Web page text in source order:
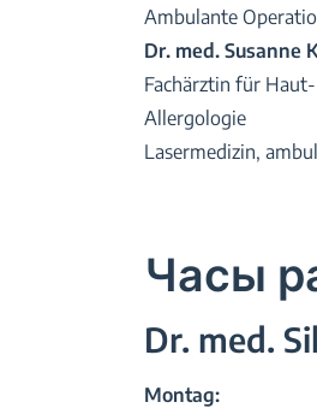
Ambulante
Dr. med. Susanne
Fachärztin für
Allergologie
Lasermedizin,
Часы
Dr. med.
Montag: